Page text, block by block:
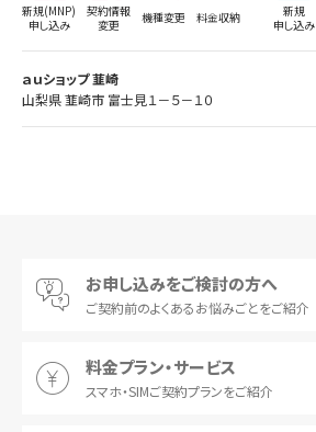
新規(MNP)
申し込み
契約情報
変更
機種変更 料金収納
新規
申し込み
ａｕショップ 韮崎
山梨県 韮崎市 富士見１－５－１０
お申し込みをご検討の方へ
ご契約前のよくあるお悩みごとをご紹介
料金プラン・サービス
スマホ・SIMご契約プランをご紹介